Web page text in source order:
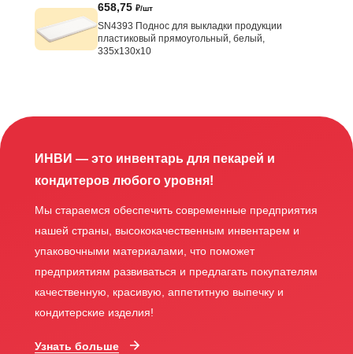
658,75 ₽/шт
SN4393 Поднос для выкладки продукции
пластиковый прямоугольный, белый,
335х130х10
ИНВИ — это инвентарь для пекарей и
кондитеров любого уровня!
Мы стараемся обеспечить современные предприятия
нашей страны, высококачественным инвентарем и
упаковочными материалами, что поможет
предприятиям развиваться и предлагать покупателям
качественную, красивую, аппетитную выпечку и
кондитерские изделия!
Узнать больше